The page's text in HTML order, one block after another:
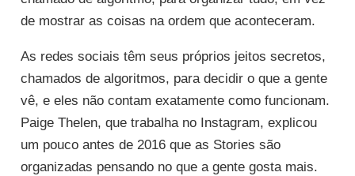
de mostrar as coisas na ordem que aconteceram.
As redes sociais têm seus próprios jeitos secretos,
chamados de algoritmos, para decidir o que a gente
vê, e eles não contam exatamente como funcionam.
Paige Thelen, que trabalha no Instagram, explicou
um pouco antes de 2016 que as Stories são
organizadas pensando no que a gente gosta mais.